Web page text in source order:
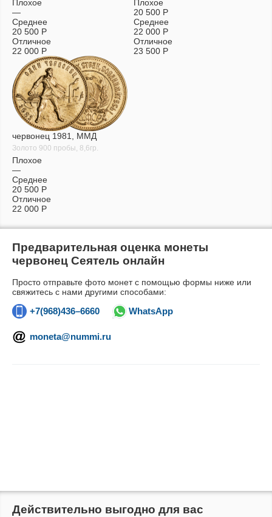
Плохое
—
Среднее
20 500 Р
Отличное
22 000 Р
червонец 1981, ММД
Золото 900 пробы, 8,6гр.
Плохое
—
Среднее
20 500 Р
Отличное
22 000 Р
Плохое
20 500 Р
Среднее
22 000 Р
Отличное
23 500 Р
Предварительная оценка монеты
червонец Сеятель онлайн
Просто отправьте фото монет с помощью формы ниже или
свяжитесь с нами другими способами:
+7(968)436–6660 WhatsApp
moneta@nummi.ru
Действительно выгодно для вас